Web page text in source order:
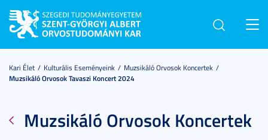
Kari Élet Kulturális Eseményeink
Muzsikáló Orvosok Koncertek
Muzsikáló Orvosok Tavaszi Koncert 2024
Muzsikáló Orvosok Koncertek